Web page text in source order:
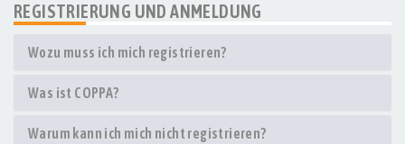
REGISTRIERUNG UND ANMELDUNG
Wozu muss ich mich registrieren?
Was ist COPPA?
Warum kann ich mich nicht registrieren?